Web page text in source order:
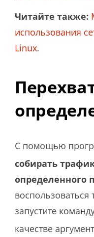
Читайте также:
использования
Linux.
С помощью
собирать
определенного
запустите
качестве